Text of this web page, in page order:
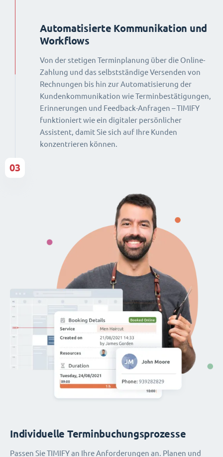
Automatisierte Kommunikation und
Workflows
Von der stetigen Terminplanung über die Online-
Zahlung und das selbstständige Versenden von
Rechnungen bis hin zur Automatisierung der
Kundenkommunikation wie Terminbestätigungen,
Erinnerungen und Feedback-Anfragen – TIMIFY
funktioniert wie ein digitaler persönlicher
Assistent, damit Sie sich auf Ihre Kunden
konzentrieren können.
Individuelle Terminbuchungsprozesse
Passen Sie TIMIFY an Ihre Anforderungen an. Planen und
03